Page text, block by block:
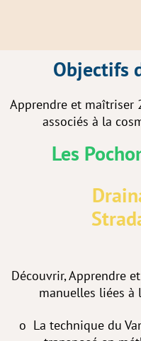
Objectifs
Apprendre et maîtriser
associés à la
Les
Découvrir, Apprendre
manuelles liées à
o La technique du